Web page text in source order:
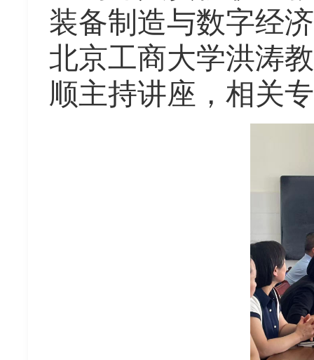
装备制造与数字经
北京工商大学洪涛
顺主持讲座，相关